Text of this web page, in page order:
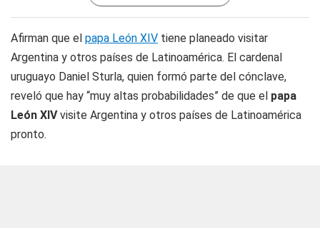
Afirman que el papa León XIV tiene planeado visitar
Argentina y otros países de Latinoamérica. El cardenal
uruguayo Daniel Sturla, quien formó parte del cónclave,
reveló que hay “muy altas probabilidades” de que el papa
León XIVvisite Argentina y otros países de Latinoamérica
pronto.